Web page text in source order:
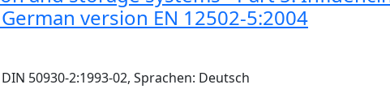
version EN 12502-5:2004
50930-2:1993-02, Sprachen: Deutsch